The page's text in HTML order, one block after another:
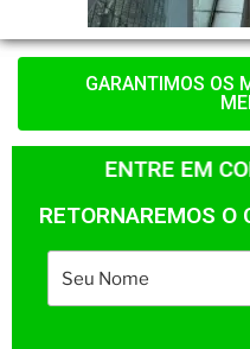
GARANTIMOS OS
ENTRE EM
RETORNAREMOS O